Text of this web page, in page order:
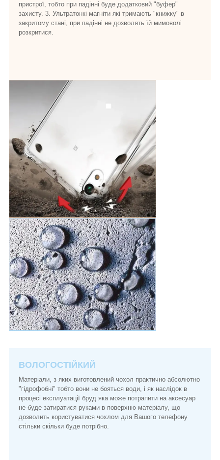
пристрої, тобто при падінні буде додатковий "буфер"
захисту. 3. Ультратонкі магніти які тримають "книжку" в
закритому стані, при падінні не дозволять їй мимоволі
розкритися.
ВОЛОГОСТІЙКИЙ
Матеріали, з яких виготовлений чохол практично абсолютно
"гідрофобні" тобто вони не бояться води, і як наслідок в
процесі експлуатації бруд яка може потрапити на аксесуар
не буде затиратися руками в поверхню матеріалу, що
дозволить користуватися чохлом для Вашого телефону
стільки скільки буде потрібно.